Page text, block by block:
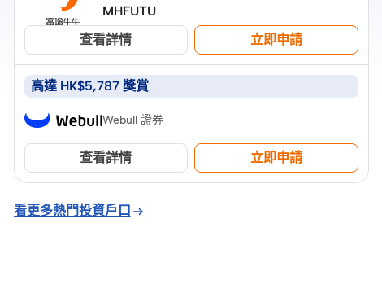
MHFUTU
查看詳情
立即申請
高達 HK$5,787 獎賞
Webull 證券
查看詳情 立即申請
看更多熱門投資戶口